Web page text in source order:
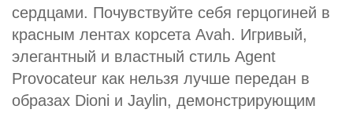
сердцами. Почувствуйте себя герцогиней в
красным лентах корсета Avah. Игривый,
элегантный и властный стиль Agent
Provocateur как нельзя лучше передан в
образах Dioni и Jaylin, демонстрирующим